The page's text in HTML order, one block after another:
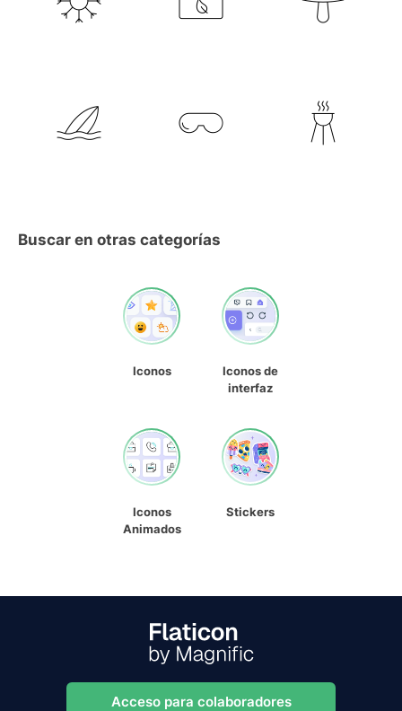
Buscar en otras categorías
Iconos
Iconos de
interfaz
Iconos
Animados
Stickers
Acceso para colaboradores